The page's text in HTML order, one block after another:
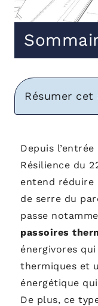
Résumer
Depuis
Résilience du
entend réduire
de serre du
passe
passoires
énergivores
thermiques et
énergétique
De plus, ce